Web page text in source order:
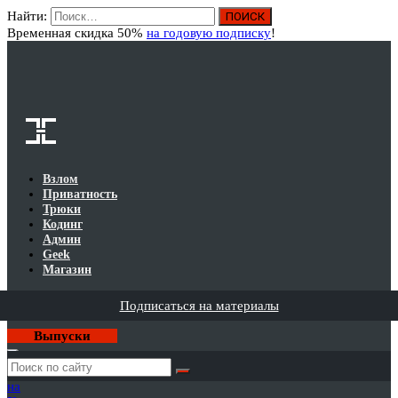
Найти:
Временная скидка 50% на годовую подписку!
Взлом
Приватность
Трюки
Кодинг
Админ
Geek
Магазин
Подписаться на материалы
Выпуски
Годовая
подписка
на